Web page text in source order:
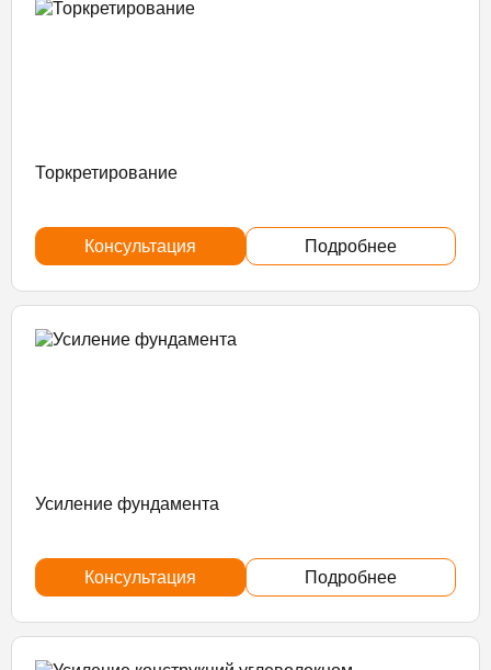
Торкретирование
Консультация Подробнее
Усиление фундамента
Консультация Подробнее